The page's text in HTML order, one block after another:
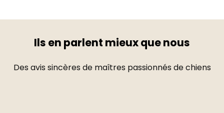
Ils en parlent mieux que nous
Des avis sincères de maîtres passionnés de chiens